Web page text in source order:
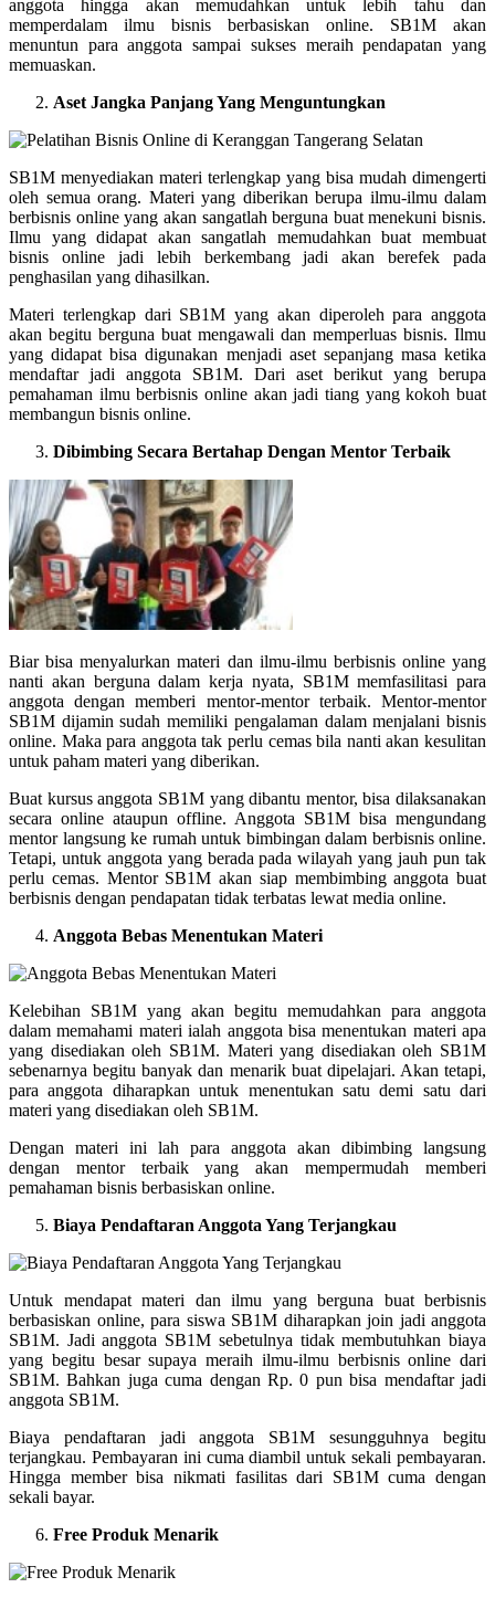
anggota hingga akan memudahkan untuk lebih tahu dan
memperdalam ilmu bisnis berbasiskan online. SB1M akan
menuntun para anggota sampai sukses meraih pendapatan yang
memuaskan.
Aset Jangka Panjang Yang Menguntungkan
SB1M menyediakan materi terlengkap yang bisa mudah dimengerti
oleh semua orang. Materi yang diberikan berupa ilmu-ilmu dalam
berbisnis online yang akan sangatlah berguna buat menekuni bisnis.
Ilmu yang didapat akan sangatlah memudahkan buat membuat
bisnis online jadi lebih berkembang jadi akan berefek pada
penghasilan yang dihasilkan.
Materi terlengkap dari SB1M yang akan diperoleh para anggota
akan begitu berguna buat mengawali dan memperluas bisnis. Ilmu
yang didapat bisa digunakan menjadi aset sepanjang masa ketika
mendaftar jadi anggota SB1M. Dari aset berikut yang berupa
pemahaman ilmu berbisnis online akan jadi tiang yang kokoh buat
membangun bisnis online.
Dibimbing Secara Bertahap Dengan Mentor Terbaik
Biar bisa menyalurkan materi dan ilmu-ilmu berbisnis online yang
nanti akan berguna dalam kerja nyata, SB1M memfasilitasi para
anggota dengan memberi mentor-mentor terbaik. Mentor-mentor
SB1M dijamin sudah memiliki pengalaman dalam menjalani bisnis
online. Maka para anggota tak perlu cemas bila nanti akan kesulitan
untuk paham materi yang diberikan.
Buat kursus anggota SB1M yang dibantu mentor, bisa dilaksanakan
secara online ataupun offline. Anggota SB1M bisa mengundang
mentor langsung ke rumah untuk bimbingan dalam berbisnis online.
Tetapi, untuk anggota yang berada pada wilayah yang jauh pun tak
perlu cemas. Mentor SB1M akan siap membimbing anggota buat
berbisnis dengan pendapatan tidak terbatas lewat media online.
Anggota Bebas Menentukan Materi
Kelebihan SB1M yang akan begitu memudahkan para anggota
dalam memahami materi ialah anggota bisa menentukan materi apa
yang disediakan oleh SB1M. Materi yang disediakan oleh SB1M
sebenarnya begitu banyak dan menarik buat dipelajari. Akan tetapi,
para anggota diharapkan untuk menentukan satu demi satu dari
materi yang disediakan oleh SB1M.
Dengan materi ini lah para anggota akan dibimbing langsung
dengan mentor terbaik yang akan mempermudah memberi
pemahaman bisnis berbasiskan online.
Biaya Pendaftaran Anggota Yang Terjangkau
Untuk mendapat materi dan ilmu yang berguna buat berbisnis
berbasiskan online, para siswa SB1M diharapkan join jadi anggota
SB1M. Jadi anggota SB1M sebetulnya tidak membutuhkan biaya
yang begitu besar supaya meraih ilmu-ilmu berbisnis online dari
SB1M. Bahkan juga cuma dengan Rp. 0 pun bisa mendaftar jadi
anggota SB1M.
Biaya pendaftaran jadi anggota SB1M sesungguhnya begitu
terjangkau. Pembayaran ini cuma diambil untuk sekali pembayaran.
Hingga member bisa nikmati fasilitas dari SB1M cuma dengan
sekali bayar.
Free Produk Menarik